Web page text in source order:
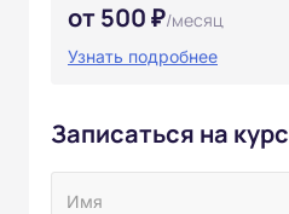
от 500 ₽/месяц
Узнать подробнее
Записаться на курс